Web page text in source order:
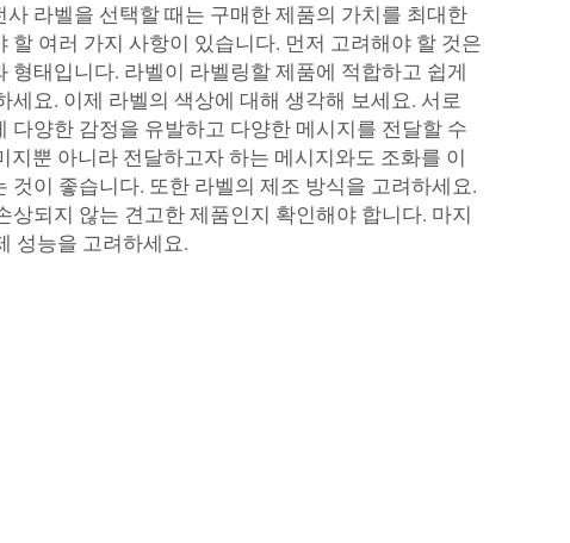
사 라벨을 선택할 때는 구매한 제품의 가치를 최대한
할 여러 가지 사항이 있습니다. 먼저 고려해야 할 것은
형태입니다. 라벨이 라벨링할 제품에 적합하고 쉽게
세요. 이제 라벨의 색상에 대해 생각해 보세요. 서로
다양한 감정을 유발하고 다양한 메시지를 전달할 수
지뿐 아니라 전달하고자 하는 메시지와도 조화를 이
것이 좋습니다. 또한 라벨의 제조 방식을 고려하세요.
상되지 않는 견고한 제품인지 확인해야 합니다. 마지
성능을 고려하세요.